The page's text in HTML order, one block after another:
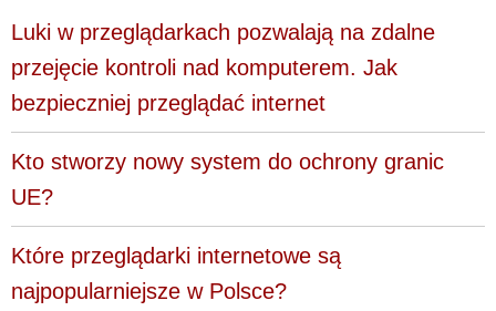
Luki w przeglądarkach pozwalają na zdalne
przejęcie kontroli nad komputerem. Jak
bezpieczniej przeglądać internet
Kto stworzy nowy system do ochrony granic
UE?
Które przeglądarki internetowe są
najpopularniejsze w Polsce?